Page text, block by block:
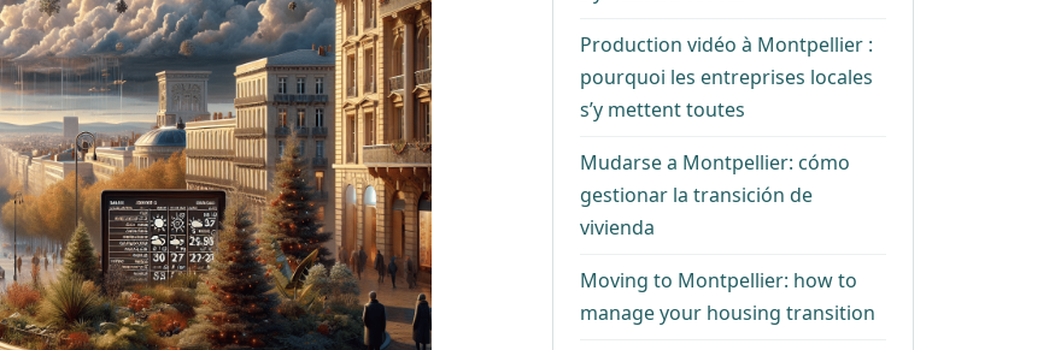
Production vidéo à Montpellier :
pourquoi les entreprises locales
s’y mettent toutes
Mudarse a Montpellier: cómo
gestionar la transición de
vivienda
Moving to Montpellier: how to
manage your housing transition